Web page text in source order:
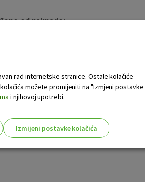
od naknade:
rad internetske stranice. Ostale kolačiće
možete promijeniti na "Izmjeni postavke
i njihovoj upotrebi.
Izmijeni postavke kolačića